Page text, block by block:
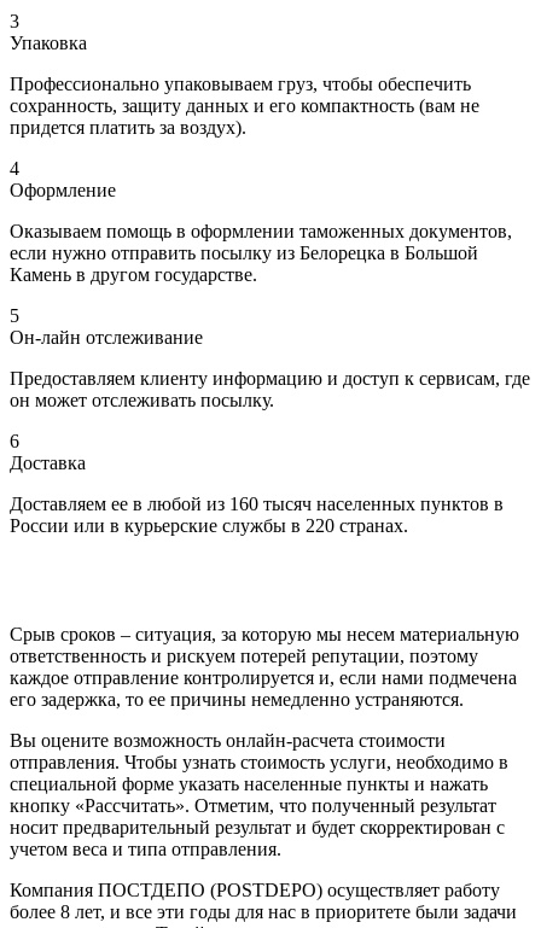
3
Упаковка
Профессионально упаковываем груз, чтобы обеспечить
сохранность, защиту данных и его компактность (вам не
придется платить за воздух).
4
Оформление
Оказываем помощь в оформлении таможенных документов,
если нужно отправить посылку из Белорецка в Большой
Камень в другом государстве.
5
Он-лайн отслеживание
Предоставляем клиенту информацию и доступ к сервисам, где
он может отслеживать посылку.
6
Доставка
Доставляем ее в любой из 160 тысяч населенных пунктов в
России или в курьерские службы в 220 странах.
Срыв сроков – ситуация, за которую мы несем материальную
ответственность и рискуем потерей репутации, поэтому
каждое отправление контролируется и, если нами подмечена
его задержка, то ее причины немедленно устраняются.
Вы оцените возможность онлайн-расчета стоимости
отправления. Чтобы узнать стоимость услуги, необходимо в
специальной форме указать населенные пункты и нажать
кнопку «Рассчитать». Отметим, что полученный результат
носит предварительный результат и будет скорректирован с
учетом веса и типа отправления.
Компания ПОСТДЕПО (POSTDEPO) осуществляет работу
более 8 лет, и все эти годы для нас в приоритете были задачи